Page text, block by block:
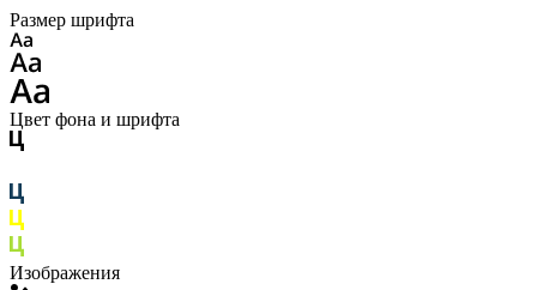
Размер шрифта
Цвет фона и шрифта
Изображения